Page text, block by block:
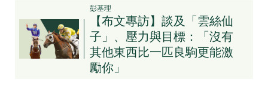
彭基理
【布文專訪】談及「雲絲仙
子」、壓力與目標：「沒有
其他東西比一匹良駒更能激
勵你」